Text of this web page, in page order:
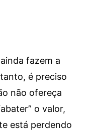
fazem a
é preciso
não ofereça
o valor,
está perdendo